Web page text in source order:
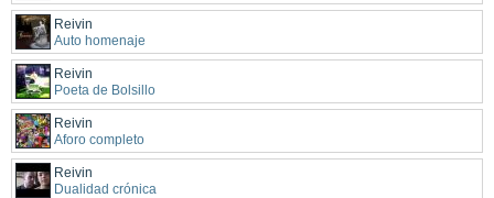
Reivin
Auto homenaje
Reivin
Poeta de Bolsillo
Reivin
Aforo completo
Reivin
Dualidad crónica